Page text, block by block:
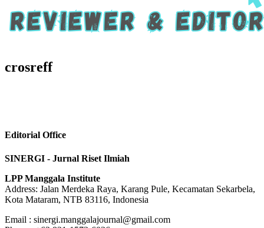
crosreff
Editorial Office
SINERGI - Jurnal Riset Ilmiah
LPP Manggala Institute
Address: Jalan Merdeka Raya, Karang Pule, Kecamatan Sekarbela,
Kota Mataram, NTB 83116, Indonesia
Email : sinergi.manggalajournal@gmail.com